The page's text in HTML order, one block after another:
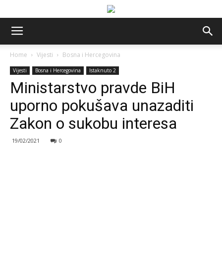
Home Vijesti Bosna i Hercegovina
Vijesti Bosna i Hercegovina Istaknuto 2
Ministarstvo pravde BiH
uporno pokušava unazaditi
Zakon o sukobu interesa
19/02/2021 0